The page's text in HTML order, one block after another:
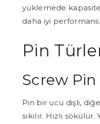
yüklemede
daha iyi performans.
Pin
Screw Pin
Pin bir ucu dişli,
sıkılır. Hızlı